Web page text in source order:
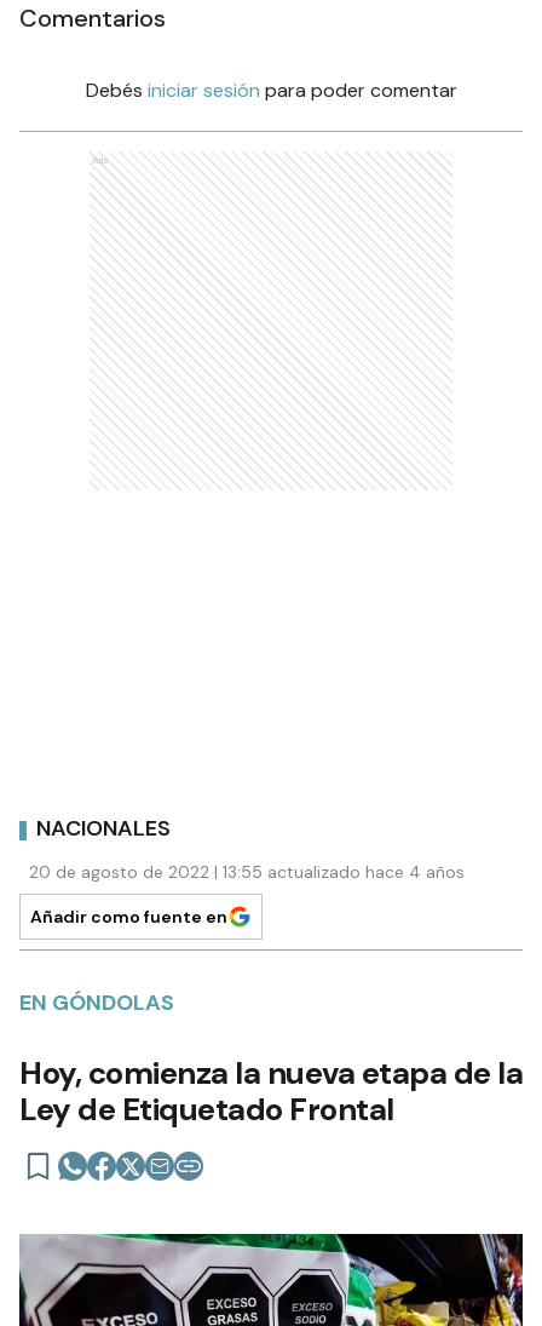
Comentarios
Debés iniciar sesión para poder comentar
Ads
NACIONALES
20 de agosto de 2022 | 13:55 actualizado hace 4 años
Añadir como fuente en
EN GÓNDOLAS
Hoy, comienza la nueva etapa de la
Ley de Etiquetado Frontal